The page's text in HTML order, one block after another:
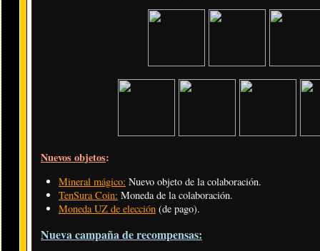
Nuevos objetos:
Mineral mágico: Nuevo objeto de la colaboración.
TenSura Coin: Moneda de la colaboración.
Moneda UZ de elección (de pago).
Nueva campaña de recompensas: